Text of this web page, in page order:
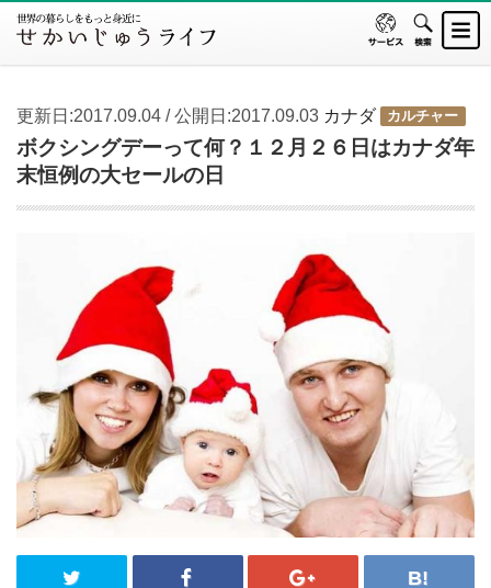
更新日:2017.09.04 / 公開日:2017.09.03 カナダ カルチャー
ボクシングデーって何？１２月２６日はカナダ年
末恒例の大セールの日